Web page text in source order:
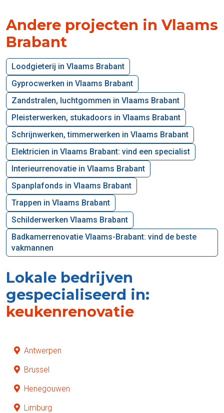
Andere projecten in Vlaams
Brabant
Loodgieterij in Vlaams Brabant
Gyprocwerken in Vlaams Brabant
Zandstralen, luchtgommen in Vlaams Brabant
Pleisterwerken, stukadoors in Vlaams Brabant
Schrijnwerken, timmerwerken in Vlaams Brabant
Elektricien in Vlaams Brabant: vind een specialist
Interieurrenovatie in Vlaams Brabant
Spanplafonds in Vlaams Brabant
Trappen in Vlaams Brabant
Schilderwerken Vlaams Brabant
Badkamerrenovatie Vlaams-Brabant: vind de beste
vakmannen
Lokale bedrijven
gespecialiseerd in:
keukenrenovatie
Antwerpen
Brussel
Henegouwen
Limburg